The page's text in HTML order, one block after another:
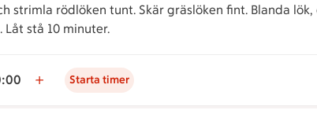
strimla rödlöken tunt. Skär gräslöken fint. Blanda
Låt stå 10 minuter.
Starta timer